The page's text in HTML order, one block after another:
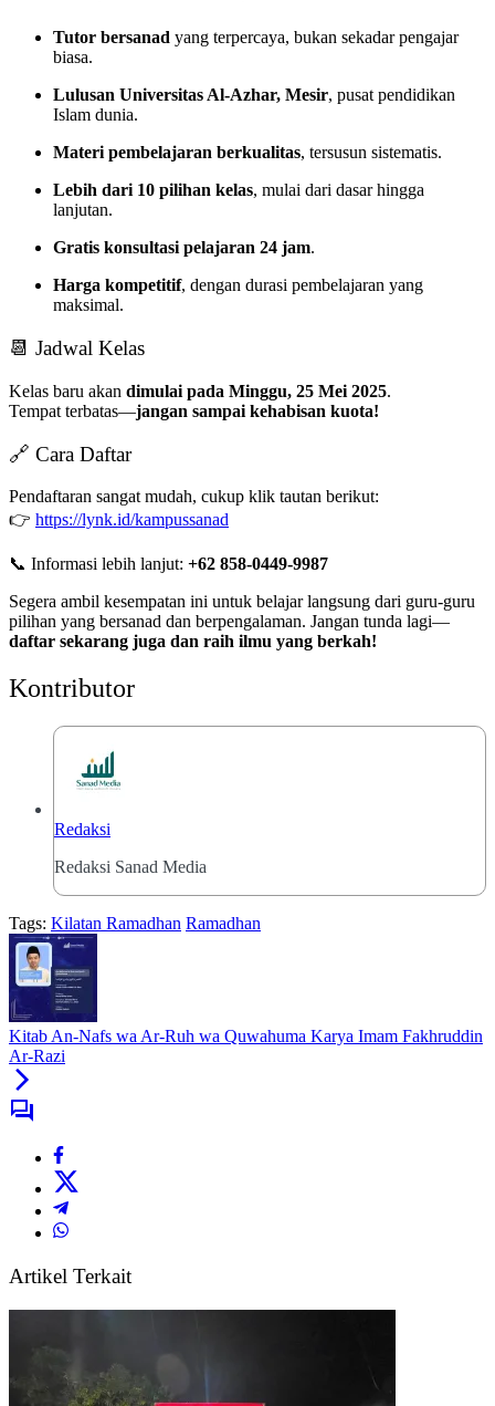
Tutor bersanad yang terpercaya, bukan sekadar pengajar
biasa.
Lulusan Universitas Al-Azhar, Mesir, pusat pendidikan
Islam dunia.
Materi pembelajaran berkualitas, tersusun sistematis.
Lebih dari 10 pilihan kelas, mulai dari dasar hingga
lanjutan.
Gratis konsultasi pelajaran 24 jam.
Harga kompetitif, dengan durasi pembelajaran yang
maksimal.
📆 Jadwal Kelas
Kelas baru akan dimulai pada Minggu, 25 Mei 2025.
Tempat terbatas—jangan sampai kehabisan kuota!
🔗 Cara Daftar
Pendaftaran sangat mudah, cukup klik tautan berikut:
👉 https://lynk.id/kampussanad
📞 Informasi lebih lanjut: +62 858-0449-9987
Segera ambil kesempatan ini untuk belajar langsung dari guru-guru
pilihan yang bersanad dan berpengalaman. Jangan tunda lagi—
daftar sekarang juga dan raih ilmu yang berkah!
Kontributor
Redaksi
Redaksi Sanad Media
Tags: Kilatan Ramadhan Ramadhan
Kitab An-Nafs wa Ar-Ruh wa Quwahuma Karya Imam Fakhruddin
Ar-Razi
Artikel Terkait